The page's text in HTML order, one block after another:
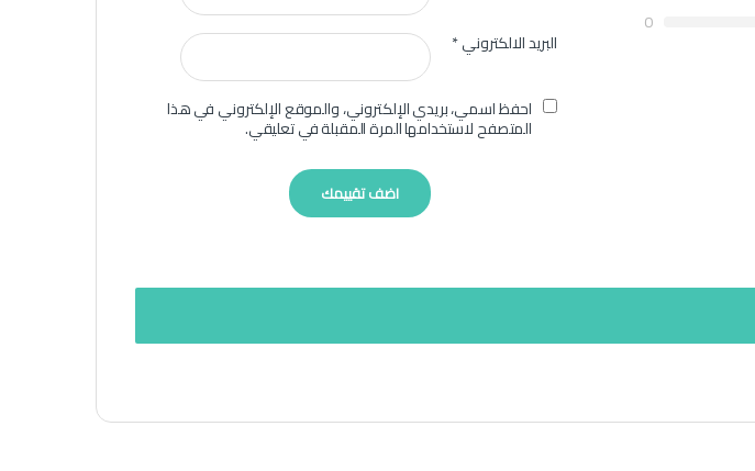
0
البريد الالكتروني*
احفظ اسمي، بريدي الإلكتروني، والموقع الإلكتروني في هذا
المتصفح لاستخدامها المرة المقبلة في تعليقي.